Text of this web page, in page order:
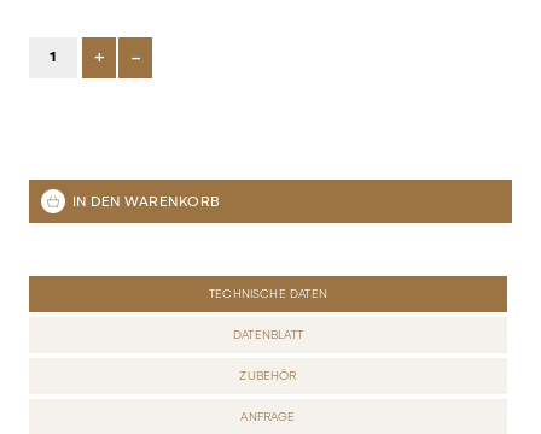
+ -
TECHNISCHE DATEN
DATENBLATT
ZUBEHÖR
ANFRAGE